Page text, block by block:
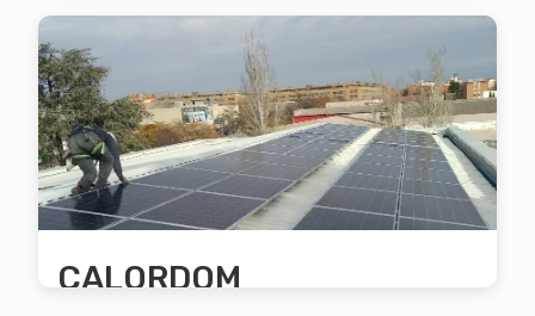
Se produce un aprovechamiento
fotovoltaico del 90%. El ahorro anual en la
factura de la luz es del 20%, lo que
equivale a 27.745€ el primer año y
797.511€ a los 25 años.
CALORDOM